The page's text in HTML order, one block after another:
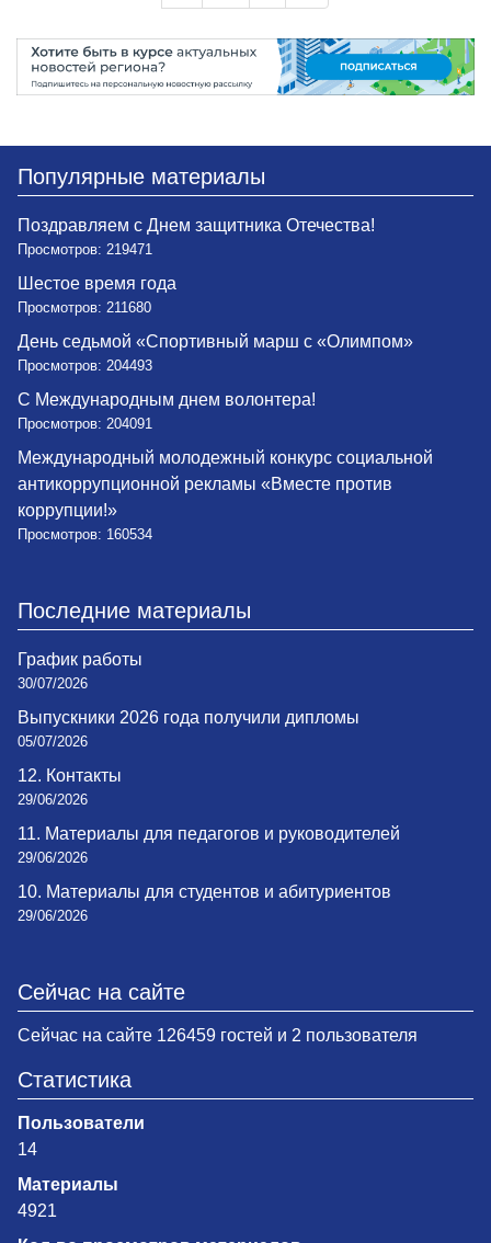
Популярные материалы
Поздравляем с Днем защитника Отечества!
Просмотров: 219471
Шестое время года
Просмотров: 211680
День седьмой «Спортивный марш с «Олимпом»
Просмотров: 204493
С Международным днем волонтера!
Просмотров: 204091
Международный молодежный конкурс социальной
антикоррупционной рекламы «Вместе против
коррупции!»
Просмотров: 160534
Последние материалы
График работы
30/07/2026
Выпускники 2026 года получили дипломы
05/07/2026
12. Контакты
29/06/2026
11. Материалы для педагогов и руководителей
29/06/2026
10. Материалы для студентов и абитуриентов
29/06/2026
Сейчас на сайте
Сейчас на сайте 126459 гостей и 2 пользователя
Статистика
Пользователи
14
Материалы
4921